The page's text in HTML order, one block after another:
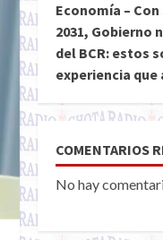
Economía –
2031, Gobierno
del BCR: estos
experiencia que
COMENTARIOS
No hay